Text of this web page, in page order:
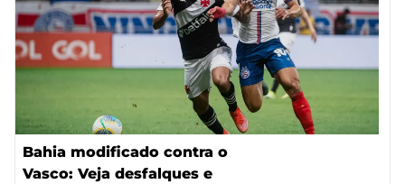
Bahia modificado contra o
Vasco: Veja desfalques e